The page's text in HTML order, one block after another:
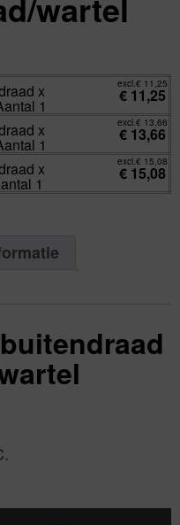
x
1
excl.€ 11,25
€ 11,25
x
1
excl.€ 13,66
€ 13,66
x
1
excl.€ 15,08
€ 15,08